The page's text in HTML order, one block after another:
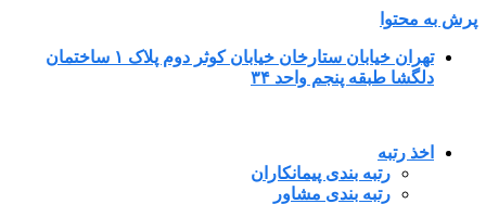
پرش به محتوا
تهران خیابان ستارخان خیابان کوثر دوم پلاک ۱ ساختمان
دلگشا طبقه پنجم واحد ۳۴
اخذ رتبه
رتبه بندی پیمانکاران
رتبه بندی مشاور